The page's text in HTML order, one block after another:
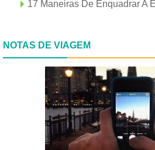
17 Maneiras De Enquadrar A
NOTAS DE VIAGEM